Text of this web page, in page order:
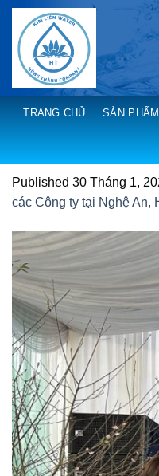
Skip
content
TRANG CHỦ SẢN
Published 30 Tháng 1,
các Công ty tại Nghệ An,